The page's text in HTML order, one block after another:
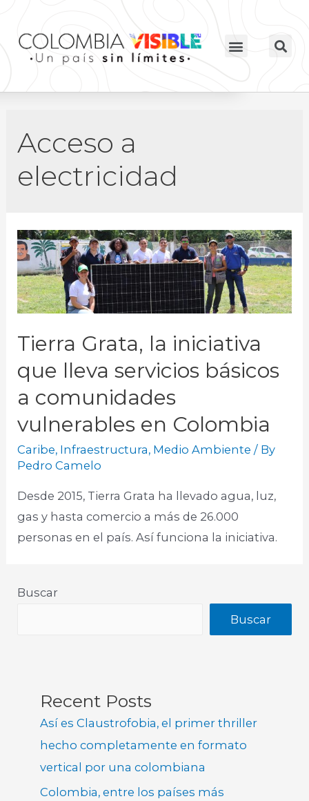
Acceso a
electricidad
Tierra Grata, la iniciativa
que lleva servicios básicos
a comunidades
vulnerables en Colombia
Caribe, Infraestructura, Medio Ambiente / By
Pedro Camelo
Desde 2015, Tierra Grata ha llevado agua, luz,
gas y hasta comercio a más de 26.000
personas en el país. Así funciona la iniciativa.
Buscar
Buscar
Recent Posts
Así es Claustrofobia, el primer thriller
hecho completamente en formato
vertical por una colombiana
Colombia, entre los países más